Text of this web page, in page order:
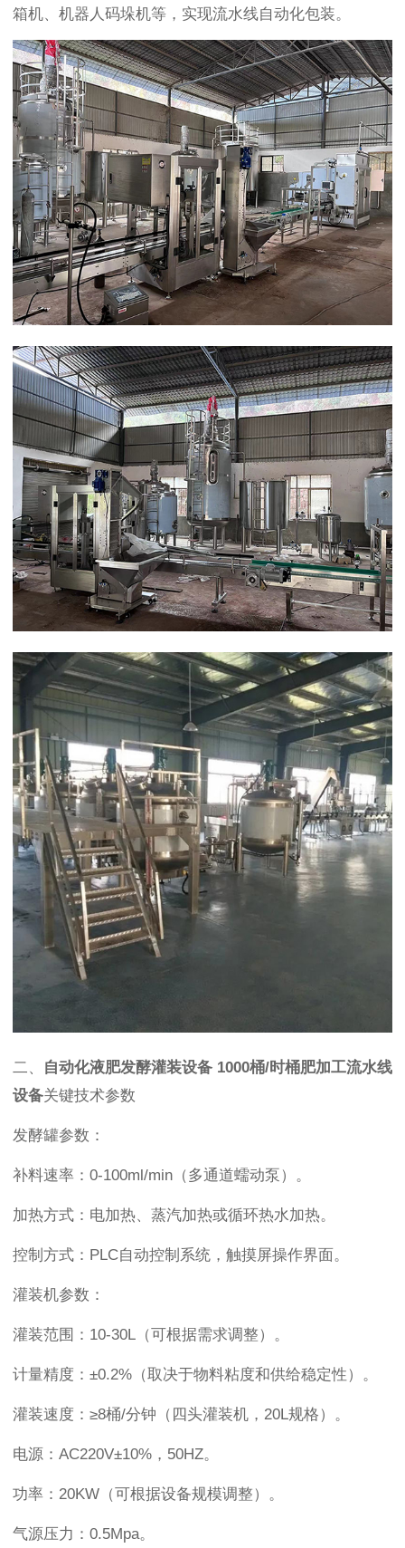
箱机、机器人码垛机等，实现流水线自动化包装。
二、
自动化液肥发酵灌装设备 1000桶/时桶肥加工流水线
设备关键技术参数
发酵罐参数：
补料速率：0-100ml/min（多通道蠕动泵）。
加热方式：电加热、蒸汽加热或循环热水加热。
控制方式：PLC自动控制系统，触摸屏操作界面。
灌装机参数：
灌装范围：10-30L（可根据需求调整）。
计量精度：±0.2%（取决于物料粘度和供给稳定性）。
灌装速度：≥8桶/分钟（四头灌装机，20L规格）。
电源：AC220V±10%，50HZ。
功率：20KW（可根据设备规模调整）。
气源压力：0.5Mpa。